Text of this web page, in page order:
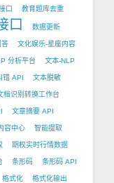
口 教育题库去重
口 数据更新
答 文化娱乐-星座内容
分析平台 文本-NLP
错 API 文本脱敏
档识别转换工作台
文章摘要 API
容中心 智能提取
期权实时行情数据
条形码 条形码 API
格式化 格式化输出